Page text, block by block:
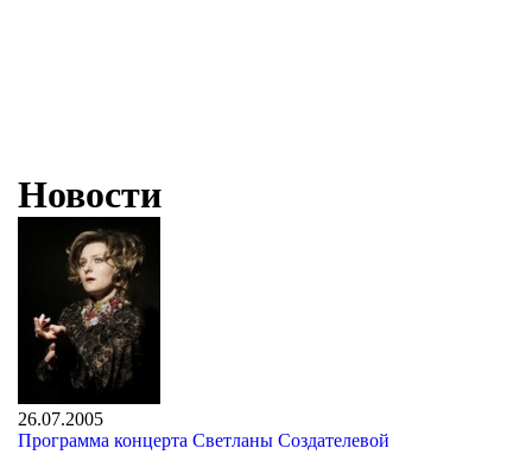
Новости
26.07.2005
Программа концерта Светланы Создателевой